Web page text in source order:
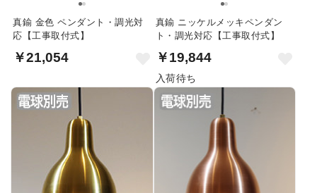
真鍮 金色 ペンダント・調光対
応【工事取付式】
￥21,054
真鍮 ニッケルメッキペンダン
ト・調光対応【工事取付式】
￥19,844
入荷待ち